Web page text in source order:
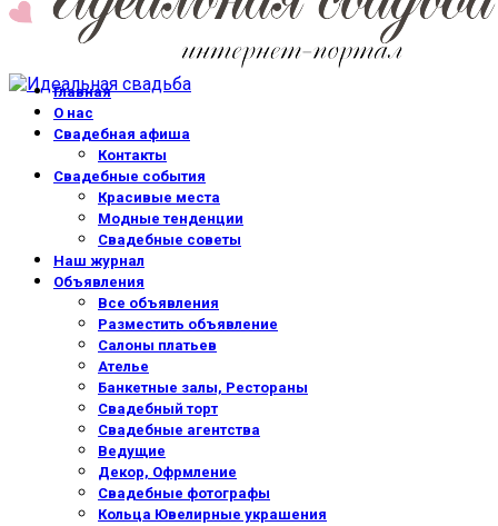
Главная
О нас
Свадебная афиша
Контакты
Свадебные события
Красивые места
Модные тенденции
Свадебные советы
Наш журнал
Объявления
Все объявления
Разместить объявление
Салоны платьев
Ателье
Банкетные залы, Рестораны
Свадебный торт
Свадебные агентства
Ведущие
Декор, Офрмление
Свадебные фотографы
Кольца Ювелирные украшения